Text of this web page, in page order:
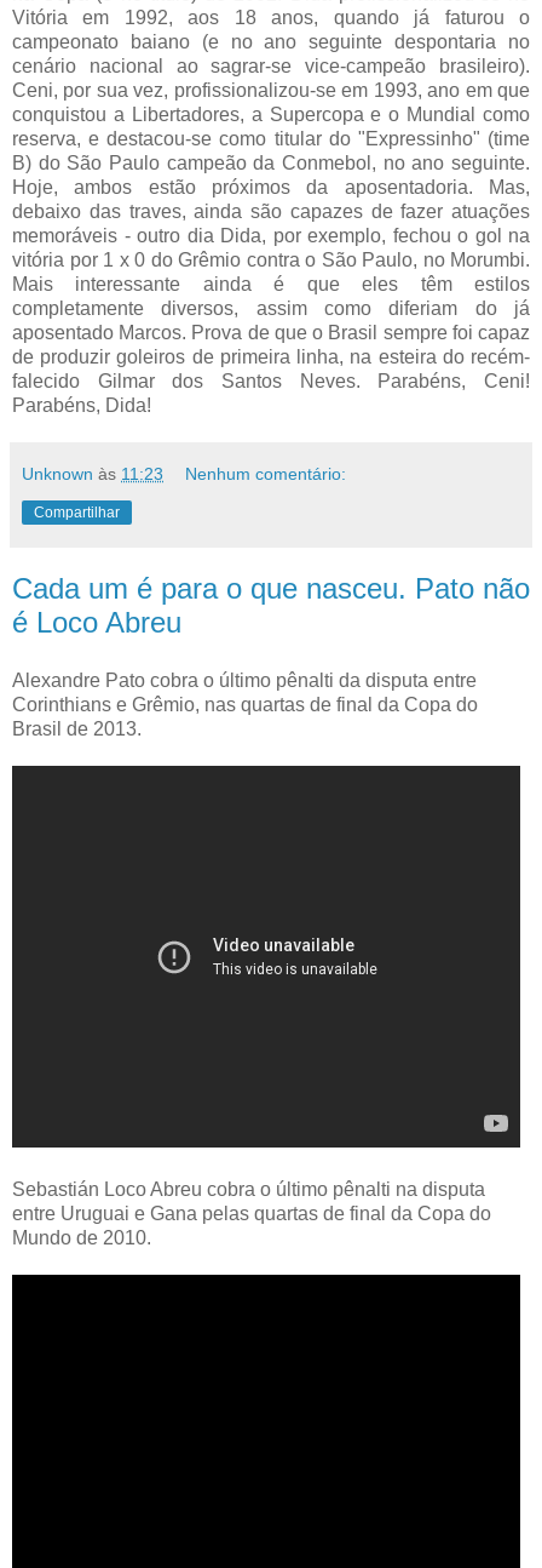
Vitória em 1992, aos 18 anos, quando já faturou o
campeonato baiano (e no ano seguinte despontaria no
cenário nacional ao sagrar-se vice-campeão brasileiro).
Ceni, por sua vez, profissionalizou-se em 1993, ano em que
conquistou a Libertadores, a Supercopa e o Mundial como
reserva, e destacou-se como titular do "Expressinho" (time
B) do São Paulo campeão da Conmebol, no ano seguinte.
Hoje, ambos estão próximos da aposentadoria. Mas,
debaixo das traves, ainda são capazes de fazer atuações
memoráveis - outro dia Dida, por exemplo, fechou o gol na
vitória por 1 x 0 do Grêmio contra o São Paulo, no Morumbi.
Mais interessante ainda é que eles têm estilos
completamente diversos, assim como diferiam do já
aposentado Marcos. Prova de que o Brasil sempre foi capaz
de produzir goleiros de primeira linha, na esteira do recém-
falecido Gilmar dos Santos Neves. Parabéns, Ceni!
Parabéns, Dida!
Unknown às 11:23 Nenhum comentário:
Compartilhar
Cada um é para o que nasceu. Pato não
é Loco Abreu
Alexandre Pato cobra o último pênalti da disputa entre
Corinthians e Grêmio, nas quartas de final da Copa do
Brasil de 2013.
Sebastián Loco Abreu cobra o último pênalti na disputa
entre Uruguai e Gana pelas quartas de final da Copa do
Mundo de 2010.